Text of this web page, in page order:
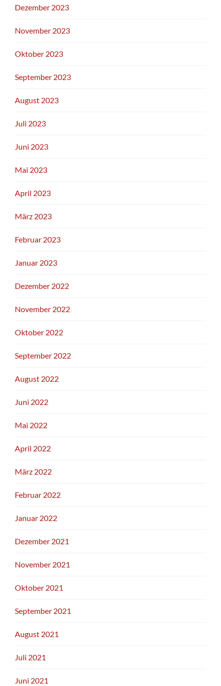
Dezember 2023
November 2023
Oktober 2023
September 2023
August 2023
Juli 2023
Juni 2023
Mai 2023
April 2023
März 2023
Februar 2023
Januar 2023
Dezember 2022
November 2022
Oktober 2022
September 2022
August 2022
Juni 2022
Mai 2022
April 2022
März 2022
Februar 2022
Januar 2022
Dezember 2021
November 2021
Oktober 2021
September 2021
August 2021
Juli 2021
Juni 2021